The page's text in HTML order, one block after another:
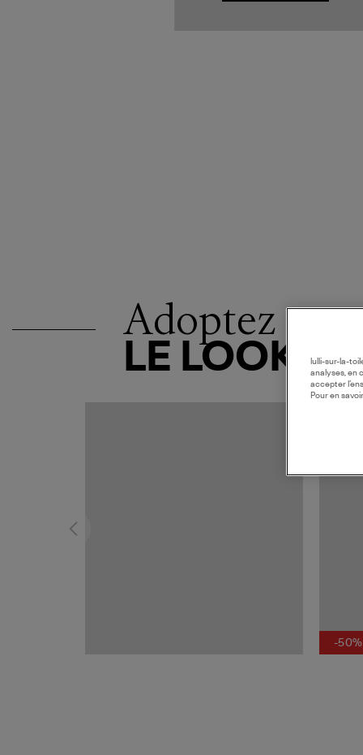
Adoptez
LE LOOK
-50%
lulli-sur-la-
analyses, en
accepter
Pour en